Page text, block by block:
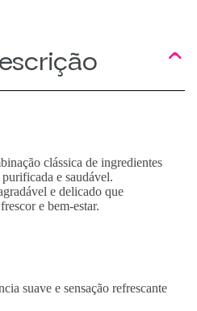
clássica de ingredientes
e saudável.
e delicado que
e bem-estar.
suave e sensação refrescante